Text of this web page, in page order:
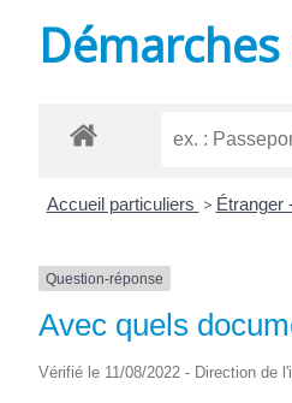
Accueil particuliers > Étranger
Question-réponse
Avec quels
Vérifié le 11/08/2022 - Direction de